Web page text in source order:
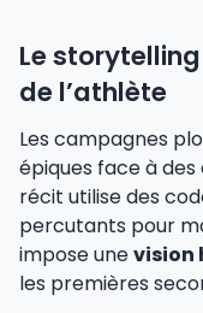
Le
de l’athlète
Les campagnes
épiques face à
récit utilise des
percutants pour
impose unevision
les premières